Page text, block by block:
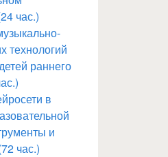
час.)
технологий
раннего
в
и
час.)